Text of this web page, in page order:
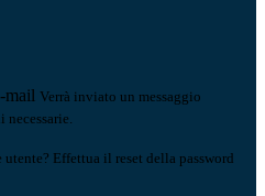
mail Verrà inviato un messaggio
Effettua il reset della password